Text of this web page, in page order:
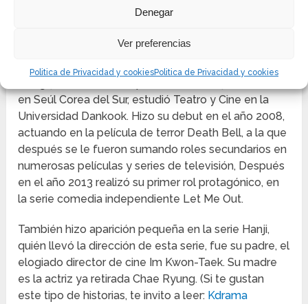
Denegar
Ver preferencias
Politica de Privacidad y cookiesPolitica de Privacidad y cookies
KWON HYUN-SANG
Kwon Hyun-sang, su nombre de nacimiento es Im
en Seúl Corea del Sur, estudió Teatro y Cine en la
Universidad Dankook. Hizo su debut en el año 2008,
actuando en la película de terror Death Bell, a la que
después se le fueron sumando roles secundarios en
numerosas películas y series de televisión, Después
en el año 2013 realizó su primer rol protagónico, en
la serie comedia independiente Let Me Out.
También hizo aparición pequeña en la serie Hanji,
quién llevó la dirección de esta serie, fue su padre, el
elogiado director de cine Im Kwon-Taek. Su madre
es la actriz ya retirada Chae Ryung. (Si te gustan
este tipo de historias, te invito a leer: Kdrama